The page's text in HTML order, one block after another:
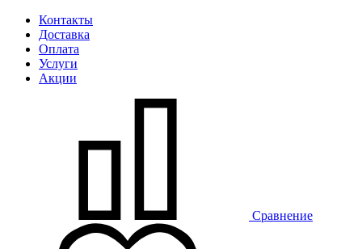
Контакты
Доставка
Оплата
Услуги
Акции
Сравнение